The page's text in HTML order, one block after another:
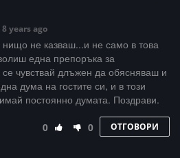
8 years ago
не казваш...и не само в това
една препоръка за
чувствай длъжен да обясняваш и
дума на гостите си, и в този
постоянно думата. Поздрави.
0 0 ОТГОВОРИ